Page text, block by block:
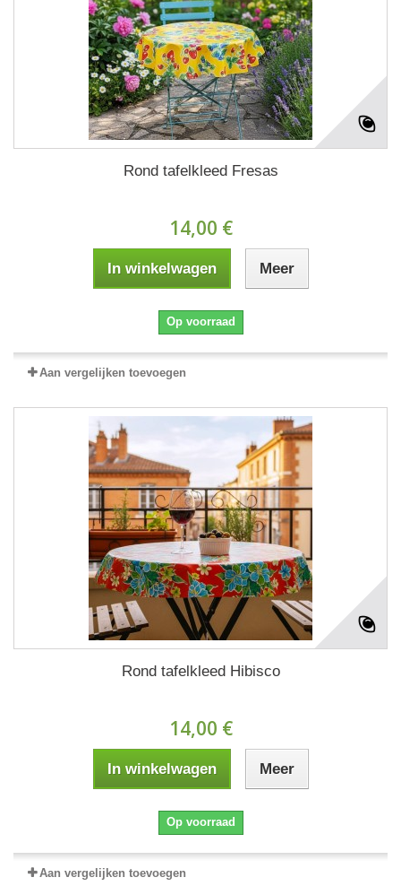
Rond tafelkleed Fresas
14,00 €
In winkelwagen Meer
Op voorraad
Aan vergelijken toevoegen
Rond tafelkleed Hibisco
14,00 €
In winkelwagen Meer
Op voorraad
Aan vergelijken toevoegen